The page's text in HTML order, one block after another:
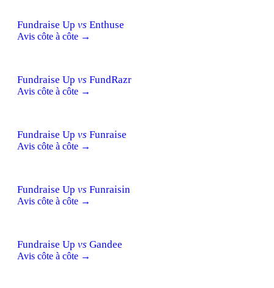
Fundraise Up vs Enthuse
Avis côte à côte →
Fundraise Up vs FundRazr
Avis côte à côte →
Fundraise Up vs Funraise
Avis côte à côte →
Fundraise Up vs Funraisin
Avis côte à côte →
Fundraise Up vs Gandee
Avis côte à côte →